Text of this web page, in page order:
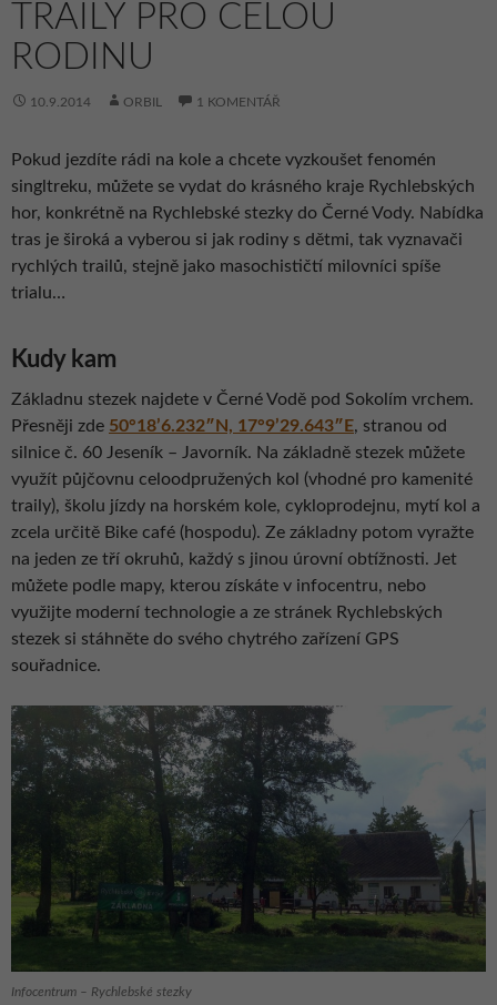
TRAILY PRO CELOU
RODINU
10.9.2014 ORBIL 1 KOMENTÁŘ
Pokud jezdíte rádi na kole a chcete vyzkoušet fenomén
singltreku, můžete se vydat do krásného kraje Rychlebských
hor, konkrétně na Rychlebské stezky do Černé Vody. Nabídka
tras je široká a vyberou si jak rodiny s dětmi, tak vyznavači
rychlých trailů, stejně jako masochističtí milovníci spíše
trialu…
Kudy kam
Základnu stezek najdete v Černé Vodě pod Sokolím vrchem.
Přesněji zde 50°18’6.232″N, 17°9’29.643″E, stranou od
silnice č. 60 Jeseník – Javorník. Na základně stezek můžete
využít půjčovnu celoodpružených kol (vhodné pro kamenité
traily), školu jízdy na horském kole, cykloprodejnu, mytí kol a
zcela určitě Bike café (hospodu). Ze základny potom vyražte
na jeden ze tří okruhů, každý s jinou úrovní obtížnosti. Jet
můžete podle mapy, kterou získáte v infocentru, nebo
využijte moderní technologie a ze stránek Rychlebských
stezek si stáhněte do svého chytrého zařízení GPS
souřadnice.
Infocentrum – Rychlebské stezky